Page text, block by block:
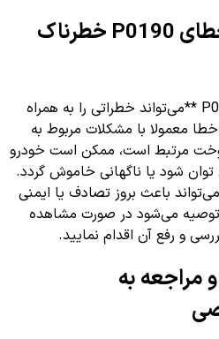
آیا رانندگی با وجود خطای P0190 خطرناک
رانندگی با ثبت کد خطای P0190 **می‌تواند خطراتی را به همراه
معمولا با مشکلات مربوط به
مرتبط است، ممکن است خودرو
شود یا ناگهانی خاموش گردد.
باعث بروز تصادف یا ایمنی
توصیه می‌شود در صورت مشاهده
و رفع آن اقدام نمایید.
مراجعه به